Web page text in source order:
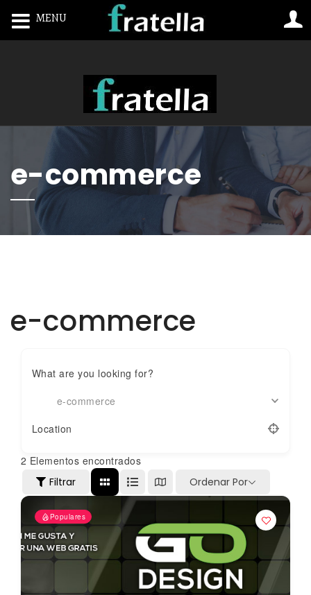
e-commerce
e-commerce
What are you looking for?
e-commerce
Location
2 Elementos encontrados
Filtrar
Ordenar Por
Populares
MENU